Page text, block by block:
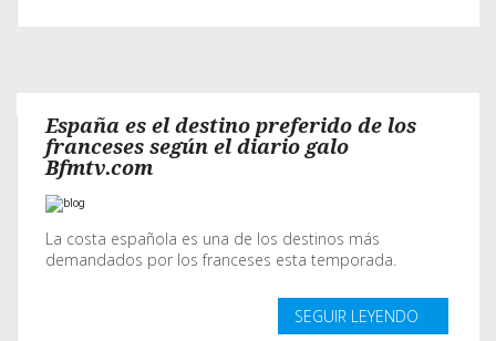
España es el destino preferido de los
franceses según el diario galo
Bfmtv.com
La costa española es una de los destinos más
demandados por los franceses esta temporada.
SEGUIR LEYENDO